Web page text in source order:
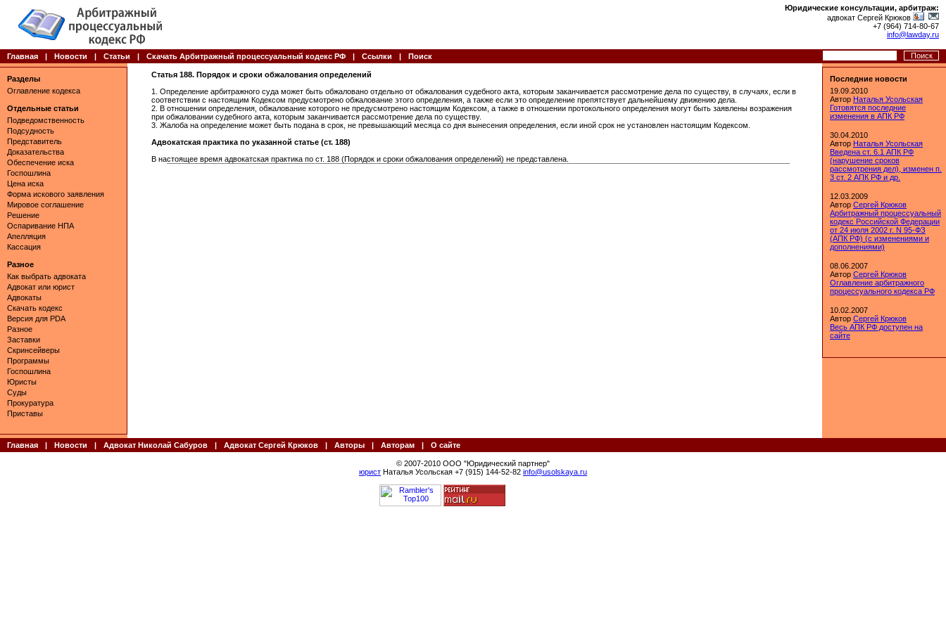
Юридические консультации, арбитраж:
адвокат Сергей Крюков
+7 (964) 714-80-67
info@lawday.ru
Главная | Новости | Статьи | Скачать Арбитражный процессуальный кодекс РФ | Ссылки | Поиск
Разделы
Оглавление кодекса
Отдельные статьи
Подведомственность
Подсудность
Представитель
Доказательства
Обеспечение иска
Госпошлина
Цена иска
Форма искового заявления
Мировое соглашение
Решение
Оспаривание НПА
Апелляция
Кассация
Разное
Как выбрать адвоката
Адвокат или юрист
Адвокаты
Скачать кодекс
Версия для PDA
Разное
Заставки
Скринсейверы
Программы
Госпошлина
Юристы
Суды
Прокуратура
Приставы
Статья 188. Порядок и сроки обжалования определений
1. Определение арбитражного суда может быть обжаловано отдельно от обжалования судебного акта, которым заканчивается рассмотрение дела по существу, в случаях, если в
соответствии с настоящим Кодексом предусмотрено обжалование этого определения, а также если это определение препятствует дальнейшему движению дела.
2. В отношении определения, обжалование которого не предусмотрено настоящим Кодексом, а также в отношении протокольного определения могут быть заявлены возражения
при обжаловании судебного акта, которым заканчивается рассмотрение дела по существу.
3. Жалоба на определение может быть подана в срок, не превышающий месяца со дня вынесения определения, если иной срок не установлен настоящим Кодексом.
Адвокатская практика по указанной статье (ст. 188)
В настоящее время адвокатская практика по ст. 188 (Порядок и сроки обжалования определений) не представлена.
Последние новости
19.09.2010
Автор Наталья Усольская
Готовятся последние
изменения в АПК РФ
30.04.2010
Автор Наталья Усольская
Введена ст. 6.1 АПК РФ
(нарушение сроков
рассмотрения дел), изменен п.
3 ст. 2 АПК РФ и др.
12.03.2009
Автор Сергей Крюков
Арбитражный процессуальный
кодекс Российской Федерации
от 24 июля 2002 г. N 95-ФЗ
(АПК РФ) (с изменениями и
дополнениями)
08.06.2007
Автор Сергей Крюков
Оглавление арбитражного
процессуального кодекса РФ
10.02.2007
Автор Сергей Крюков
Весь АПК РФ доступен на
сайте
Главная | Новости | Адвокат Николай Сабуров | Адвокат Сергей Крюков | Авторы | Авторам | О сайте
© 2007-2010 ООО "Юридический партнер"
юрист Наталья Усольская +7 (915) 144-52-82 info@usolskaya.ru